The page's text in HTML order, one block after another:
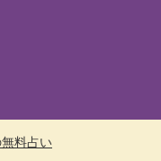
料占い